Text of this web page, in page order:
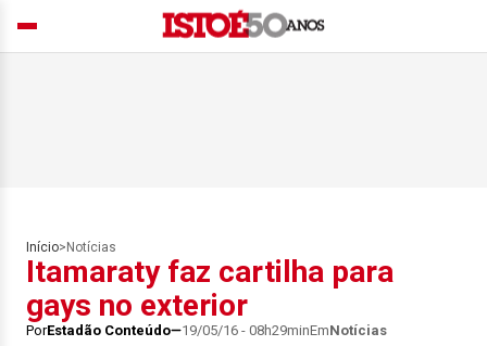
Início> Notícias
Itamaraty faz cartilha para
gays no exterior
PorEstadão Conteúdo 19/05/16 - 08h29minEmNotícias